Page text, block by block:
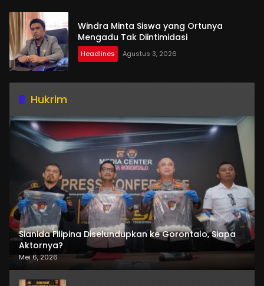
Windra Minta Siswa yang Ortunya
Mengadu Tak Diintimidasi
Headlines Agustus 3, 2026
Hukrim
Sianida Filipina Diselundupkan ke Gorontalo, Siapa
Aktornya?
Mei 6, 2026